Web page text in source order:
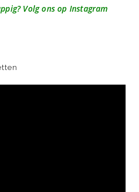
Volg ons op Instagram